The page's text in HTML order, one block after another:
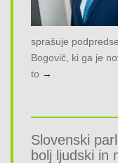
sprašuje
Bogovič, ki ga je
to →
Slovenski
bolj ljudski in